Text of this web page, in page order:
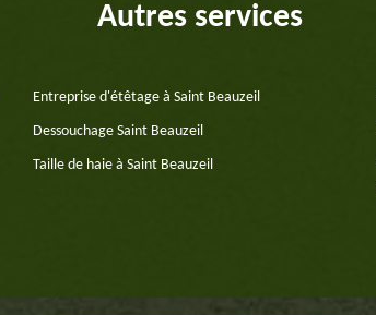
Autres services
Entreprise d'étêtage à Saint Beauzeil
Dessouchage Saint Beauzeil
Taille de haie à Saint Beauzeil